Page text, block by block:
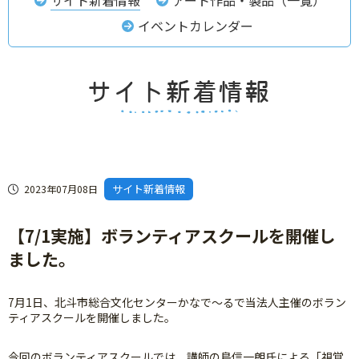
イベントカレンダー
2023年07月08日 サイト新着情報
【7/1実施】ボランティアスクールを開催し
ました。
7月1日、北斗市総合文化センターかなで～るで当法人主催のボラン
ティアスクールを開催しました。